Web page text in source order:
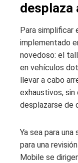
desplaza
Para simplificar
implementado
novedoso: el
en vehículos
llevar a cabo
exhaustivos,
desplazarse de
Ya sea para
para una
Mobile se